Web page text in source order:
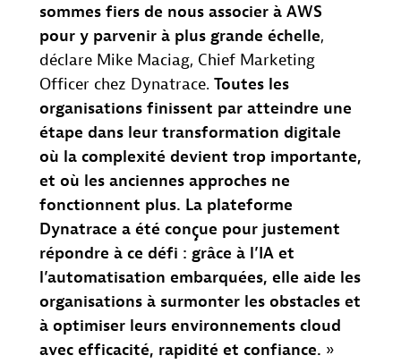
sommes fiers de nous associer à AWS
pour y parvenir à plus grande échelle,
déclare Mike Maciag, Chief Marketing
Officer chez Dynatrace. Toutes les
organisations finissent par atteindre une
étape dans leur transformation digitale
où la complexité devient trop importante,
et où les anciennes approches ne
fonctionnent plus. La plateforme
Dynatrace a été conçue pour justement
répondre à ce défi : grâce à l’IA et
l’automatisation embarquées, elle aide les
organisations à surmonter les obstacles et
à optimiser leurs environnements cloud
avec efficacité, rapidité et confiance. »